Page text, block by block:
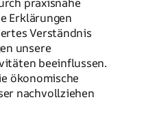
praxisnahe
Erklärungen
Verständnis
unsere
beeinflussen.
ökonomische
nachvollziehen